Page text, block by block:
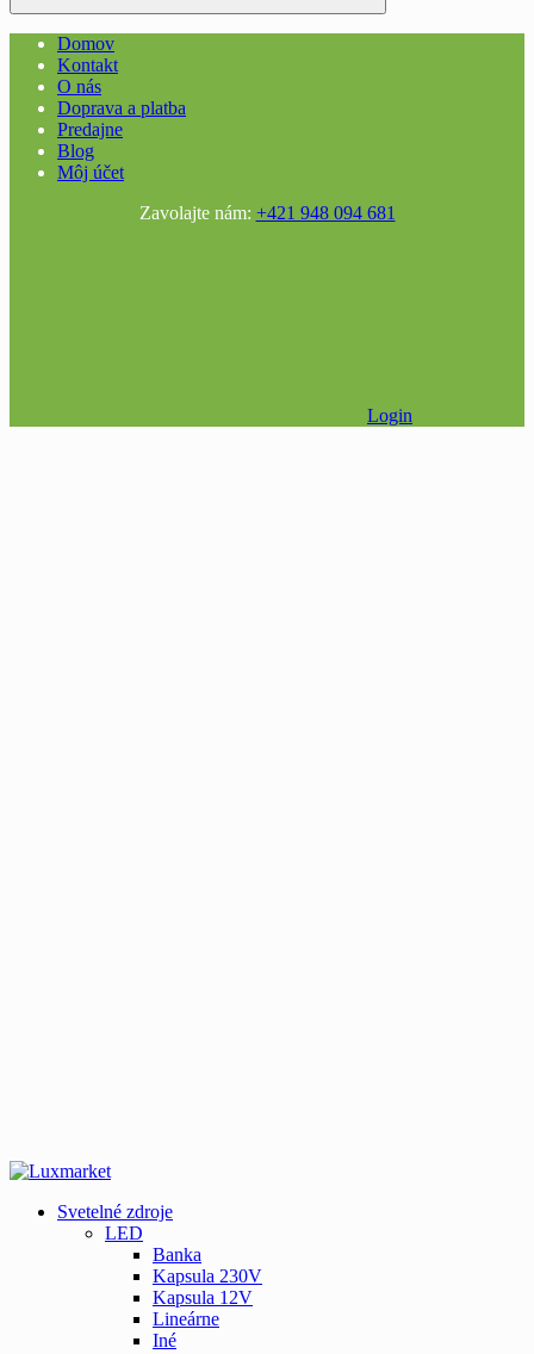
Domov
Kontakt
O nás
Doprava a platba
Predajne
Blog
Môj účet
Zavolajte nám: +421 948 094 681
Login
Svetelné zdroje
LED
Banka
Kapsula 230V
Kapsula 12V
Lineárne
Iné